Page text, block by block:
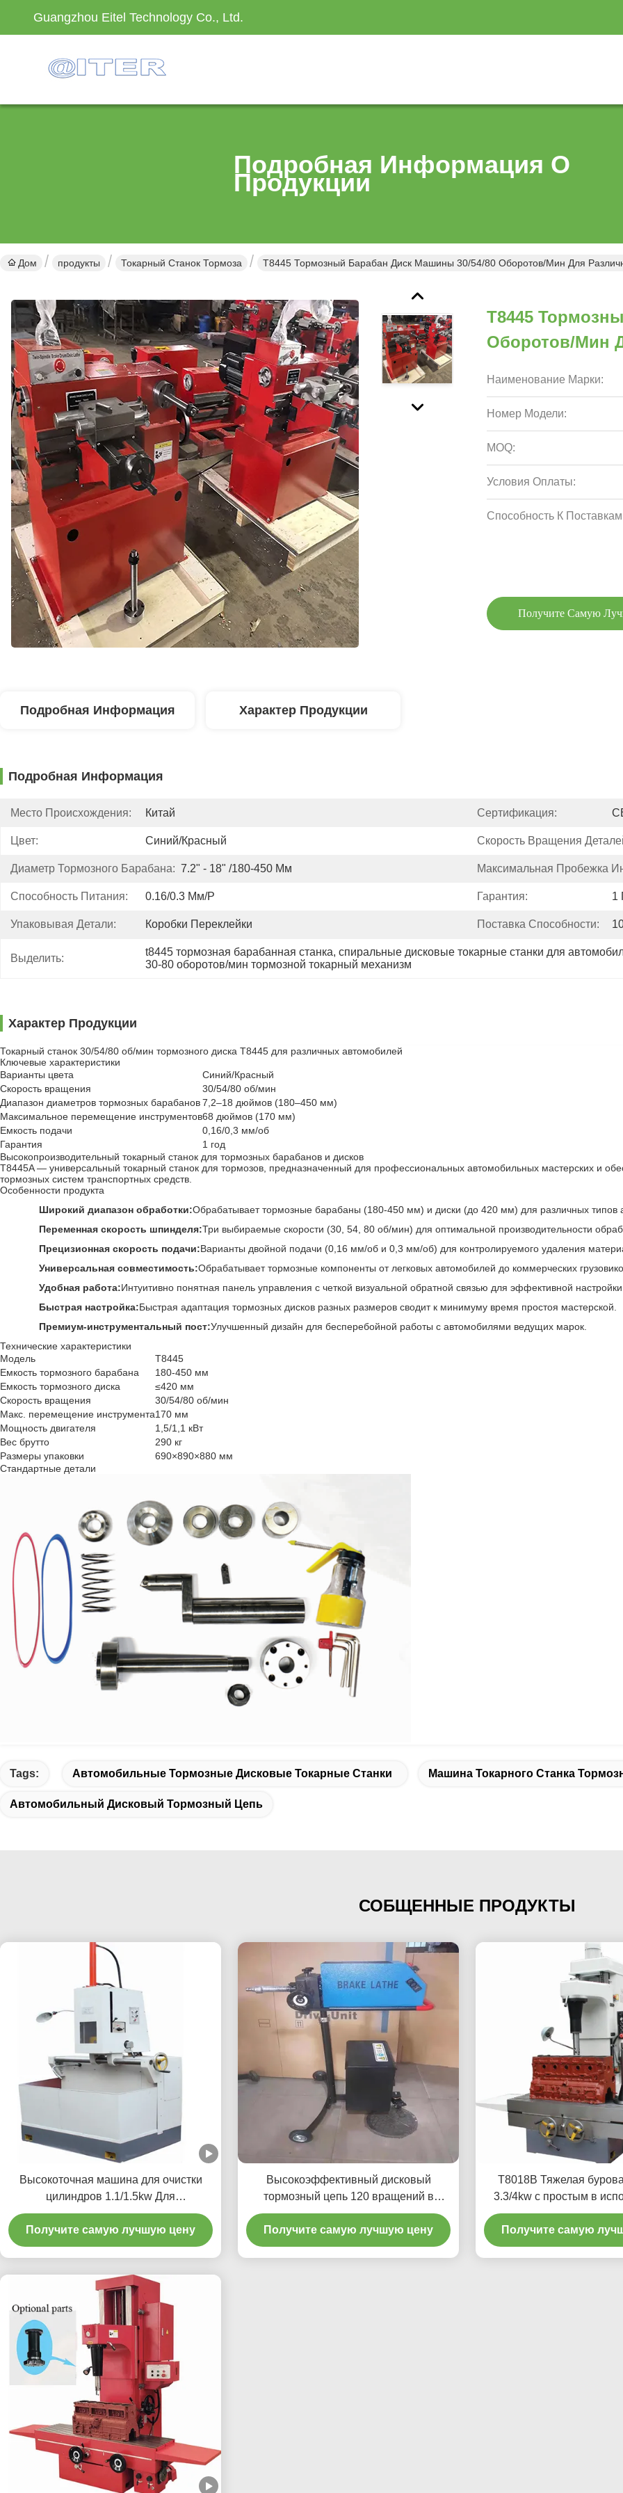
Guangzhou Eitel Technology Co., Ltd.
Подробная Информация О
Продукции
Дом продукты Токарный Станок Тормоза T8445 Тормозный Барабан Диск Машины 30/54/80 Оборотов/мин Для
T8445
Оборотов/мин
Наименование Марки:
Номер Модели:
MOQ:
Условия Оплаты:
Способность К
Получите Самую
Подробная Информация Характер Продукции
Подробная Информация
Место Происхождения: Китай Сертификация:
Цвет: Синий/красный Скорость Вращения
Диаметр Тормозного Барабана: 7.2" - 18" /180-450 Мм Максимальная Пробежка
Способность Питания: 0.16/0.3 Мм/р Гарантия: 1
Упаковывая Детали: Коробки Переклейки Поставка Способности:
Выделить:
t8445 тормозная барабанная станка, спиральные дисковые токарные станки для
30-80 оборотов/мин тормозной токарный механизм
Характер Продукции
Токарный станок 30/54/80 об/мин тормозного диска Т8445 для различных автомобилей
Ключевые характеристики
Варианты цвета
Синий/Красный
Скорость вращения
30/54/80 об/мин
Диапазон диаметров тормозных барабанов7,2–18 дюймов (180–450 мм)
Максимальное перемещение инструментов68 дюймов (170 мм)
Емкость подачи
0,16/0,3 мм/об
Гарантия
1 год
Высокопроизводительный токарный станок для тормозных барабанов и дисков
T8445A — универсальный токарный станок для тормозов, предназначенный для профессиональных автомобильных мастерских и
тормозных систем транспортных средств.
Особенности продукта
Широкий диапазон обработки:Обрабатывает тормозные барабаны (180-450 мм) и диски (до 420 мм) для различных типов
Переменная скорость шпинделя:Три выбираемые скорости (30, 54, 80 об/мин) для оптимальной производительности
Прецизионная скорость подачи:Варианты двойной подачи (0,16 мм/об и 0,3 мм/об) для контролируемого удаления
Универсальная совместимость:Обрабатывает тормозные компоненты от легковых автомобилей до коммерческих
Удобная работа:Интуитивно понятная панель управления с четкой визуальной обратной связью для эффективной настройки.
Быстрая настройка:Быстрая адаптация тормозных дисков разных размеров сводит к минимуму время простоя мастерской.
Премиум-инструментальный пост:Улучшенный дизайн для бесперебойной работы с автомобилями ведущих марок.
Технические характеристики
Модель
Т8445
Емкость тормозного барабана
180-450 мм
Емкость тормозного диска
≤420 мм
Скорость вращения
30/54/80 об/мин
Макс. перемещение инструмента170 мм
Мощность двигателя
1,5/1,1 кВт
Вес брутто
290 кг
Размеры упаковки
690×890×880 мм
Стандартные детали
Tags: Автомобильные Тормозные Дисковые Токарные Станки Машина Токарного Станка
Автомобильный Дисковый Тормозный Цепь
СОБЩЕННЫЕ ПРОДУКТЫ
Высокоточная машина для очистки
цилиндров 1.1/1.5kw Для
транспортных средств
Получите самую лучшую цену
Высокоэффективный дисковый
тормозный цепь 120 вращений в
минуту для технического
обслуживания транспортного средства
T2009
Получите самую лучшую цену
T8018B Тяжелая
3.3/4kw с простым в
интерфейсом
Получите самую